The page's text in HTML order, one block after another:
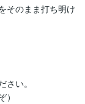
そのまま打ち明け
い。